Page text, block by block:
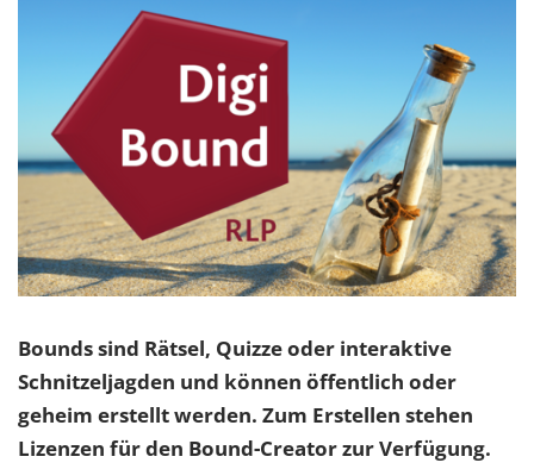
Bounds sind Rätsel, Quizze oder interaktive
Schnitzeljagden und können öffentlich oder
geheim erstellt werden. Zum Erstellen stehen
Lizenzen für den Bound-Creator zur Verfügung.